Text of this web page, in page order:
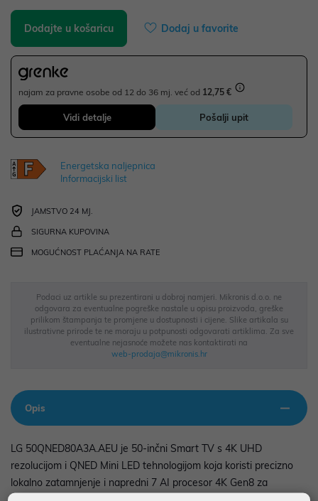
Dodajte u košaricu Dodaj u favorite
najam za pravne osobe od 12 do 36 mj. već od 12,75 €
Vidi detalje Pošalji upit
Energetska naljepnica
Informacijski list
JAMSTVO 24 MJ.
SIGURNA KUPOVINA
MOGUĆNOST PLAĆANJA NA RATE
Podaci uz artikle su prezentirani u dobroj namjeri. Mikronis d.o.o. ne
odgovara za eventualne pogreške nastale u opisu proizvoda, greške
prilikom štampanja te promjene u dostupnosti i cijene. Slike artikala su
ilustrativne prirode te ne moraju u potpunosti odgovarati artiklima. Za sve
eventualne nejasnoće možete nas kontaktirati na
web-prodaja@mikronis.hr
Opis
LG 50QNED80A3A.AEU je 50-inčni Smart TV s 4K UHD
rezolucijom i QNED Mini LED tehnologijom koja koristi precizno
lokalno zatamnjenje i napredni 7 AI procesor 4K Gen8 za